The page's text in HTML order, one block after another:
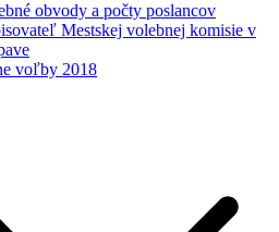
obvody a počty poslancov
Mestskej volebnej komisie v
voľby 2018